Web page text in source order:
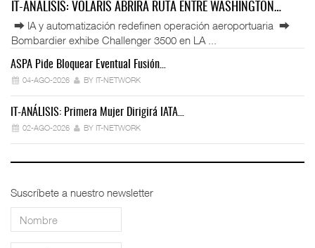
IT-ANÁLISIS: VOLARIS ABRIRÁ RUTA ENTRE WASHINGTON…
⮕ IA y automatización redefinen operación aeroportuaria ⮕
Bombardier exhibe Challenger 3500 en LA ...
ASPA Pide Bloquear Eventual Fusión…
04-AGO-2026 BY IT-NETWORK
IT-ANÁLISIS: Primera Mujer Dirigirá IATA…
02-AGO-2026 BY IT-NETWORK
Suscríbete a nuestro newsletter